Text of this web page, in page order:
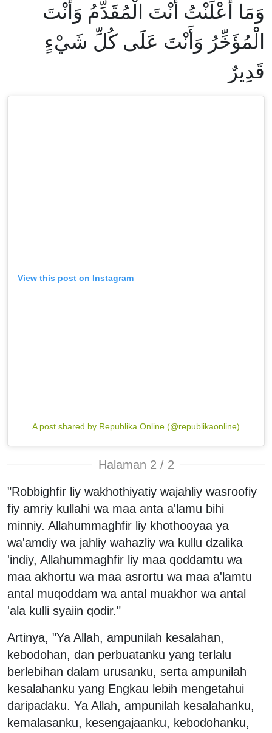
وَمَا أَعْلَنْتُ أَنْتَ الْمُقَدِّمُ وَأَنْتَ
الْمُؤَخِّرُ وَأَنْتَ عَلَى كُلِّ شَيْءٍ
قَدِيرٌ
View this post on Instagram
A post shared by Republika Online (@republikaonline)
Halaman 2 / 2
"Robbighfir liy wakhothiyatiy wajahliy wasroofiy
fiy amriy kullahi wa maa anta a'lamu bihi
minniy. Allahummaghfir liy khothooyaa ya
wa'amdiy wa jahliy wahazliy wa kullu dzalika
'indiy, Allahummaghfir liy maa qoddamtu wa
maa akhortu wa maa asrortu wa maa a'lamtu
antal muqoddam wa antal muakhor wa antal
'ala kulli syaiin qodir."
Artinya, "Ya Allah, ampunilah kesalahan,
kebodohan, dan perbuatanku yang terlalu
berlebihan dalam urusanku, serta ampunilah
kesalahanku yang Engkau lebih mengetahui
daripadaku. Ya Allah, ampunilah kesalahanku,
kemalasanku, kesengajaanku, kebodohanku,